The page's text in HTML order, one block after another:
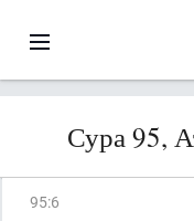
Сура 95,
95:6